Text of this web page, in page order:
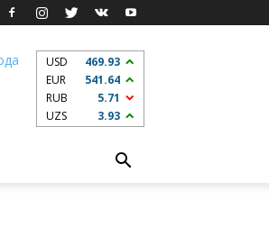
USD
469.93
EUR
541.64
RUB
5.71
UZS
3.93